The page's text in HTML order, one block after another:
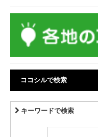
ココシルで検索
キーワードで検索